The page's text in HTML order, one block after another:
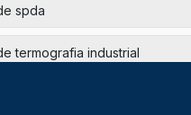
spda
termografia industrial